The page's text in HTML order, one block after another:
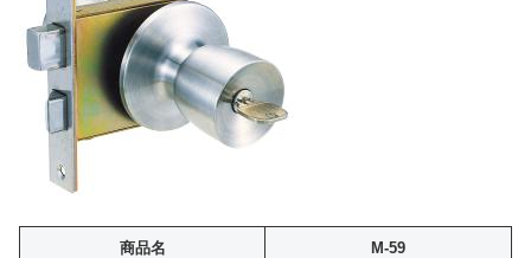
商品名 M-59